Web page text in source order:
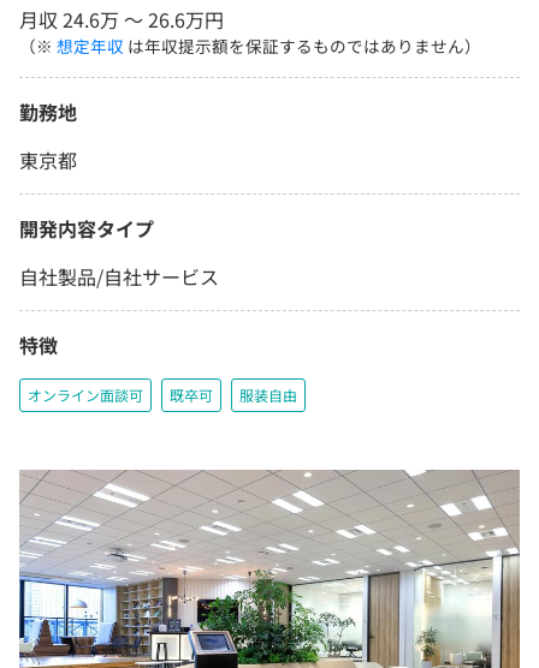
月収 24.6万 〜 26.6万円
（※ 想定年収 は年収提示額を保証するものではありません）
勤務地
東京都
開発内容タイプ
自社製品/自社サービス
特徴
オンライン面談可 既卒可 服装自由